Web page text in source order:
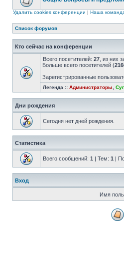
Удалить cookies конференции | Наша
Список форумов
Кто сейчас на конференции
Всего посетителей: 27 , из них
Больше всего посетителей (
Зарегистрированные
Легенда :: Администраторы
Дни рождения
Сегодня нет дней рождения.
Статистика
Всего сообщений: 1 | Тем: 1 |
Вход
Имя